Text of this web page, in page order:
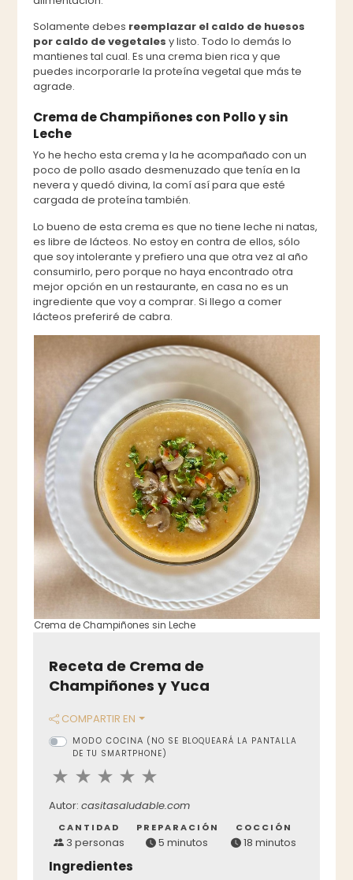
Solamente debes reemplazar el caldo de huesos
por caldo de vegetales y listo. Todo lo demás lo
mantienes tal cual. Es una crema bien rica y que
puedes incorporarle la proteína vegetal que más te
agrade.
Crema de Champiñones con Pollo y sin
Leche
Yo he hecho esta crema y la he acompañado con un
poco de pollo asado desmenuzado que tenía en la
nevera y quedó divina, la comí así para que esté
cargada de proteína también.
Lo bueno de esta crema es que no tiene leche ni natas,
es libre de lácteos. No estoy en contra de ellos, sólo
que soy intolerante y prefiero una que otra vez al año
consumirlo, pero porque no haya encontrado otra
mejor opción en un restaurante, en casa no es un
ingrediente que voy a comprar. Si llego a comer
lácteos preferiré de cabra.
Crema de Champiñones sin Leche
Receta de Crema de
Champiñones y Yuca
COMPARTIR EN
MODO COCINA (NO SE BLOQUEARÁ LA PANTALLA
DE TU SMARTPHONE)
Autor:casitasaludable.com
CANTIDAD
3 personas
PREPARACIÓN
5 minutos
COCCIÓN
18 minutos
Ingredientes